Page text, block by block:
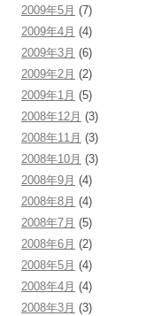
2009年5月 (7)
2009年4月 (4)
2009年3月 (6)
2009年2月 (2)
2009年1月 (5)
2008年12月 (3)
2008年11月 (3)
2008年10月 (3)
2008年9月 (4)
2008年8月 (4)
2008年7月 (5)
2008年6月 (2)
2008年5月 (4)
2008年4月 (4)
2008年3月 (3)